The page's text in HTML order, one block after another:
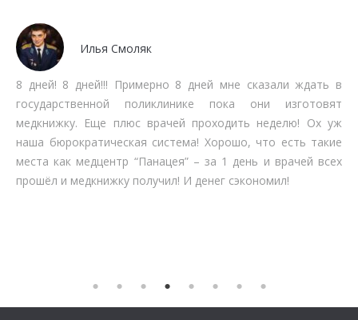
Мочалов Дмитрий
Мне как бизнесмену нет времени тратить на стояние в
очередях. Работают быстро, качественно, вменяемо по
срокам прохождения. Рекомендую.